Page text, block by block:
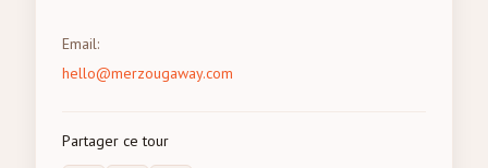
Email:
hello@merzougaway.com
Partager ce tour